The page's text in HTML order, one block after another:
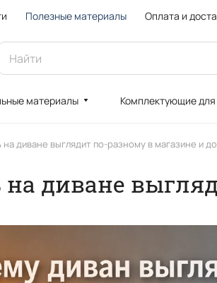
Полезные материалы Оплата и
материалы Комплектующие
на диване выглядит по-разному в магазине и
диване